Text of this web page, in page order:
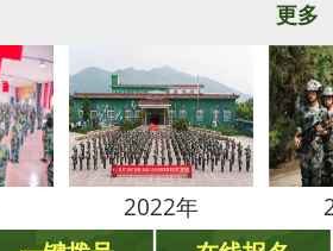
更多
2022年 2021年